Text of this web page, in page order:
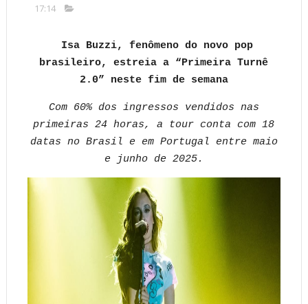
17:14
Isa Buzzi, fenômeno do novo pop
brasileiro, estreia a “Primeira Turnê
2.0” neste fim de semana
Com 60% dos ingressos vendidos nas
primeiras 24 horas, a tour conta com 18
datas no Brasil e em Portugal entre maio
e junho de 2025.